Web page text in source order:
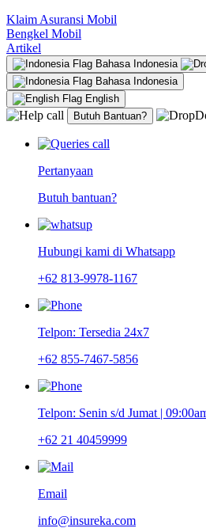
Klaim Asuransi Mobil
Bengkel Mobil
Artikel
Bahasa Indonesia
Bahasa Indonesia
English
Butuh Bantuan?
Pertanyaan
Butuh bantuan?
Hubungi kami di Whatsapp
+62 813-9978-1167
Telpon: Tersedia 24x7
+62 855-7467-5856
Telpon: Senin s/d Jumat |
+62 21 40459999
Email
info@insureka.com